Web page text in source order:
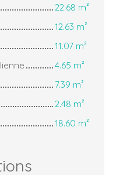
22.68 m²
12.63 m²
11.07 m²
4.65 m²
7.39 m²
2.48 m²
18.60 m²